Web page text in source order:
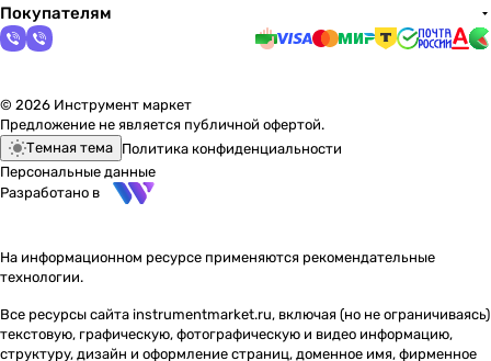
Покупателям
© 2026 Инструмент маркет
Предложение не является публичной офертой.
Темная тема Политика конфиденциальности
Персональные данные
Разработано в
На информационном ресурсе применяются рекомендательные
технологии.
Все ресурсы сайта instrumentmarket.ru, включая (но не ограничиваясь)
текстовую, графическую, фотографическую и видео информацию,
структуру, дизайн и оформление страниц, доменное имя, фирменное